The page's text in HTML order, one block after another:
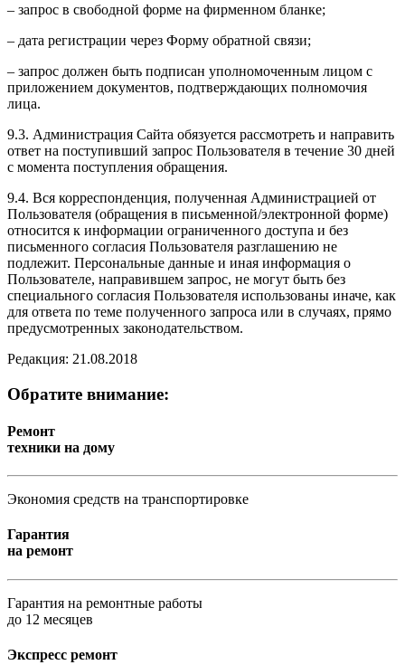
– запрос в свободной форме на фирменном бланке;
– дата регистрации через Форму обратной связи;
– запрос должен быть подписан уполномоченным лицом с
приложением документов, подтверждающих полномочия
лица.
9.3. Администрация Сайта обязуется рассмотреть и направить
ответ на поступивший запрос Пользователя в течение 30 дней
с момента поступления обращения.
9.4. Вся корреспонденция, полученная Администрацией от
Пользователя (обращения в письменной/электронной форме)
относится к информации ограниченного доступа и без
письменного согласия Пользователя разглашению не
подлежит. Персональные данные и иная информация о
Пользователе, направившем запрос, не могут быть без
специального согласия Пользователя использованы иначе, как
для ответа по теме полученного запроса или в случаях, прямо
предусмотренных законодательством.
Редакция: 21.08.2018
Обратите внимание:
Ремонт
техники на дому
Экономия средств на транспортировке
Гарантия
на ремонт
Гарантия на ремонтные работы
до 12 месяцев
Экспресс ремонт